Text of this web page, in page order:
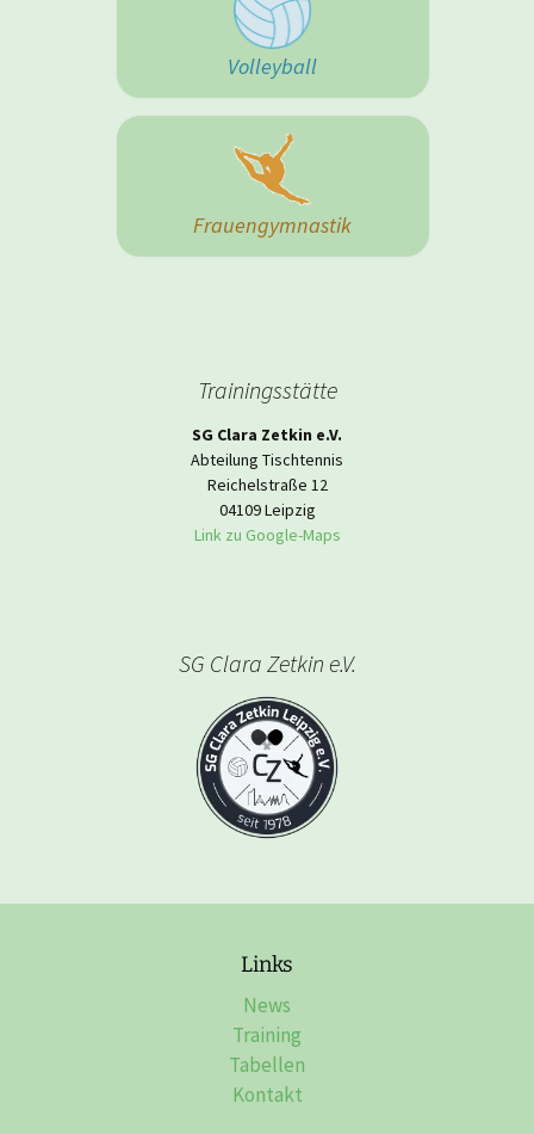
Volleyball
Frauengymnastik
Trainingsstätte
SG Clara Zetkin e.V.
Abteilung Tischtennis
Reichelstraße 12
04109 Leipzig
Link zu Google-Maps
SG Clara Zetkin e.V.
Links
News
Training
Tabellen
Kontakt